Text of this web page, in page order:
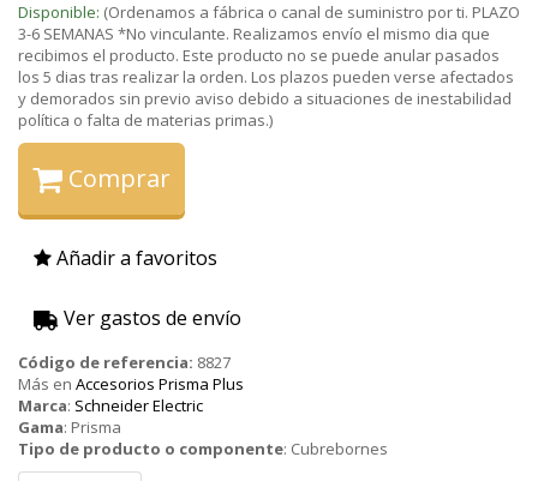
Disponible: (Ordenamos a fábrica o canal de suministro por ti. PLAZO
3-6 SEMANAS *No vinculante. Realizamos envío el mismo dia que
recibimos el producto. Este producto no se puede anular pasados
los 5 dias tras realizar la orden. Los plazos pueden verse afectados
y demorados sin previo aviso debido a situaciones de inestabilidad
política o falta de materias primas.)
Comprar
Añadir a favoritos
Ver gastos de envío
Código de referencia: 8827
Más en Accesorios Prisma Plus
Marca: Schneider Electric
Gama: Prisma
Tipo de producto o componente: Cubrebornes